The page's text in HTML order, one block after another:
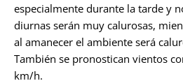
especialmente durante la tarde y
diurnas serán muy calurosas,
al amanecer el ambiente será
También se pronostican vientos
km/h.